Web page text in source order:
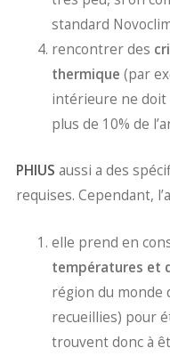
standard
rencontrer des
thermique (par
intérieure ne doit
plus de 10% de
PHIUS aussi a des
requises. Cependant,
elle prend en
températures et
région du monde
recueillies) pour
trouvent donc à